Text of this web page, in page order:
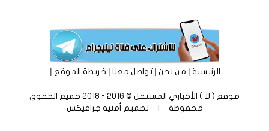
الرئيسية|من نحن|تواصل معنا|خريطة الموقع |
موقع ( لا ) الأخباري المستقل © 2016 - 2018 جميع الحقوق
محفوظة | تصميم أمنية جرافيكس